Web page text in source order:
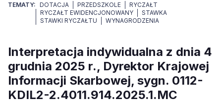
TEMATY: DOTACJA PRZEDSZKOLE
RYCZAŁT
RYCZAŁT EWIDENCJONOWANY
STAWKA
STAWKI RYCZAŁTU
WYNAGRODZENIA
Interpretacja indywidualna z dnia 4
grudnia 2025 r., Dyrektor Krajowej
Informacji Skarbowej, sygn. 0112-
KDIL2-2.4011.914.2025.1.MC